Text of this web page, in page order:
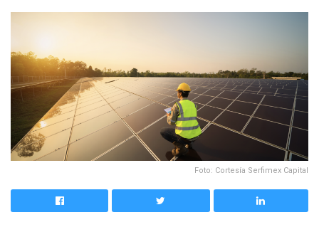
Foto: Cortesía Serfimex Capital